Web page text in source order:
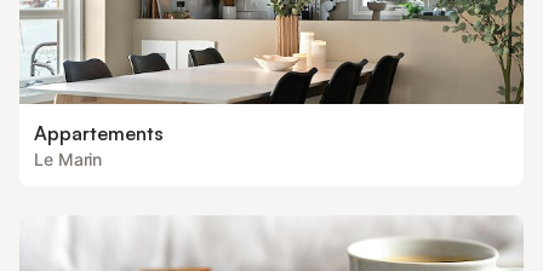
Appartements
Le Marin